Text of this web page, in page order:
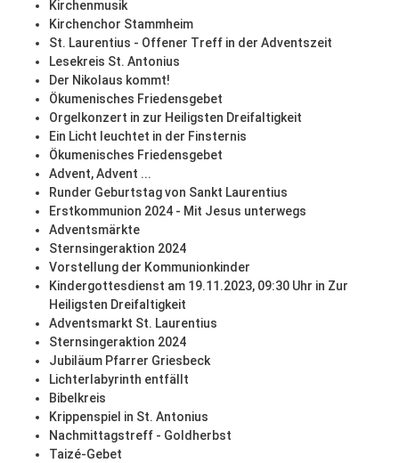
Kirchenmusik
Kirchenchor Stammheim
St. Laurentius - Offener Treff in der Adventszeit
Lesekreis St. Antonius
Der Nikolaus kommt!
Ökumenisches Friedensgebet
Orgelkonzert in zur Heiligsten Dreifaltigkeit
Ein Licht leuchtet in der Finsternis
Ökumenisches Friedensgebet
Advent, Advent ...
Runder Geburtstag von Sankt Laurentius
Erstkommunion 2024 - Mit Jesus unterwegs
Adventsmärkte
Sternsingeraktion 2024
Vorstellung der Kommunionkinder
Kindergottesdienst am 19.11.2023, 09:30 Uhr in Zur
Heiligsten Dreifaltigkeit
Adventsmarkt St. Laurentius
Sternsingeraktion 2024
Jubiläum Pfarrer Griesbeck
Lichterlabyrinth entfällt
Bibelkreis
Krippenspiel in St. Antonius
Nachmittagstreff - Goldherbst
Taizé-Gebet